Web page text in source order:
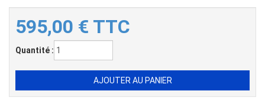
595,00 € TTC
Quantité :